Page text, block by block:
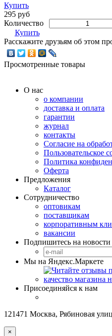
Купить
295 руб
Количество
Купить
Расскажите друзьям об этом
Просмотренные товары
О нас
о компании
доставка и оплата
гарантии
журнал
контакты
Согласие на
Пользовательское
Политика
Оферта
Предложения
Каталог
Сотрудничество
оптовикам
поставщикам
корпоративным
вакансии
Подпишитесь на новости
Мы на Яндекс.Маркете
Присоединяйся к нам
121471 Москва, Рябиновая
×